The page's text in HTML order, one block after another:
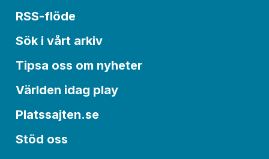
RSS-flöde
Sök i vårt arkiv
Tipsa oss om nyheter
Världen idag play
Platssajten.se
Stöd oss